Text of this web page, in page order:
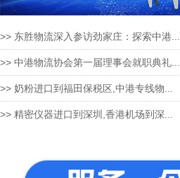
>> 东胜物流深入参访劲家庄：探索中港...
>> 中港物流协会第一届理事会就职典礼...
>> 奶粉进口到福田保税区,中港专线物...
>> 精密仪器进口到深圳,香港机场到深...